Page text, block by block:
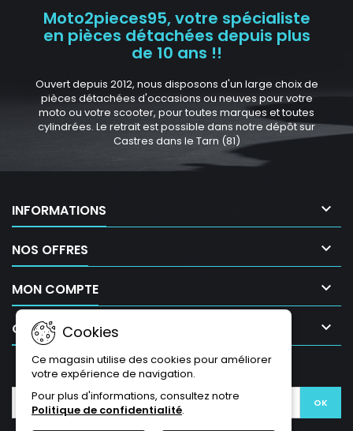
Moto2pieces95, votre spécialiste
en pièces détachées depuis plus
de 10 ans !!
Ouvert depuis 2012, nous disposons d'un large choix de
pièces détachées d'occasions ou neuves pour votre
moto ou votre scooter, pour toutes marques et toutes
cylindrées. Le retrait est possible dans notre dépôt sur
Castres dans le Tarn (81)
INFORMATIONS 
NOS OFFRES 
MON COMPTE 
CONTACT 
Cookies
Ce magasin utilise des cookies pour améliorer
votre expérience de navigation.
Pour plus d'informations, consultez notre
Politique de confidentialité.
LETTRE D'INFORMATIONS